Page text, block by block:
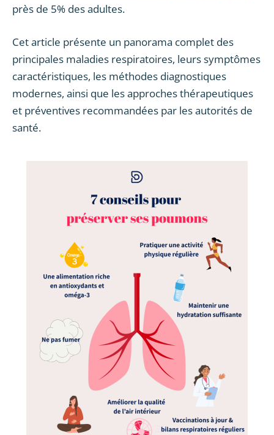
près de 5% des adultes.
Cet article présente un panorama complet des
principales maladies respiratoires, leurs symptômes
caractéristiques, les méthodes diagnostiques
modernes, ainsi que les approches thérapeutiques
et préventives recommandées par les autorités de
santé.